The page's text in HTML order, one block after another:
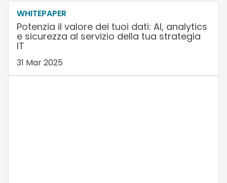
WHITEPAPER
Potenzia il valore dei tuoi dati: AI, analytics
e sicurezza al servizio della tua strategia
IT
31 Mar 2025